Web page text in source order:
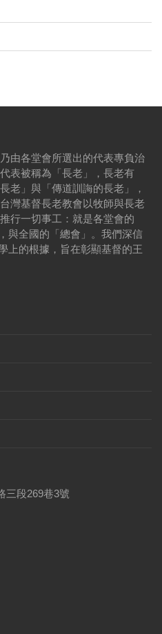
由各堂會所選出的代表專負治
表被稱為「長老」，長老有
老」與「傳道訓誨的長老」，
灣基督長老教會以牧師與長老
行一切事工：就是各堂會的
與全國的「總會」。我們深信
上的根據，旨在彰顯基督的王
三段269巷3號